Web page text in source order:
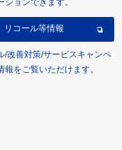
ションできます。
リコール等情報
/改善対策/サービスキャンペ
報をご覧いただけます。